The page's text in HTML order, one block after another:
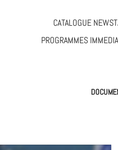
CATALOGUE
PROGRAMMES